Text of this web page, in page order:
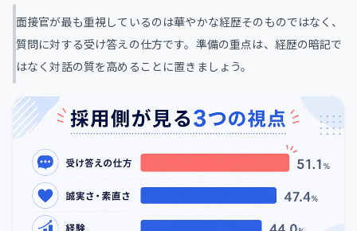
面接官が最も重視しているのは華やかな経歴そのものではなく、
質問に対する受け答えの仕方です。準備の重点は、経歴の暗記で
はなく対話の質を高めることに置きましょう。